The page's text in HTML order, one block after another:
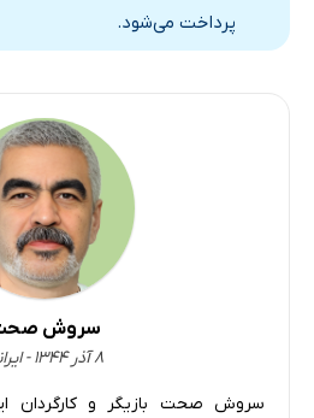
پرداخت می‌شود.
سروش
۸ آذر ۱۳۴۴ - ایرانی
سروش صحت بازیگر و کارگردان